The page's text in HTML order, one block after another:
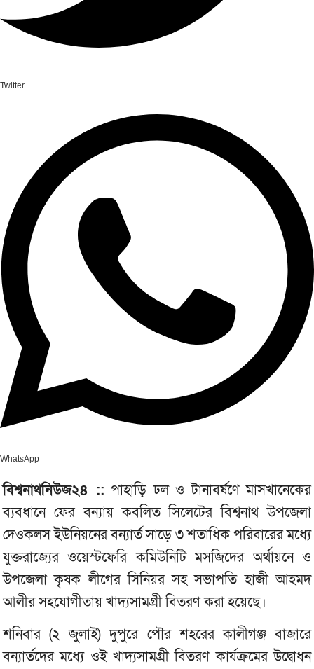
Twitter
WhatsApp
বিশ্বনাথনিউজ২৪ :: পাহাড়ি ঢল ও টানাবর্ষণে মাসখানেকের
ব্যবধানে ফের বন্যায় কবলিত সিলেটের বিশ্বনাথ উপজেলা
দেওকলস ইউনিয়নের বন্যার্ত সাড়ে ৩ শতাধিক পরিবারের মধ্যে
যুক্তরাজ্যের ওয়েস্টফেরি কমিউনিটি মসজিদের অর্থায়নে ও
উপজেলা কৃষক লীগের সিনিয়র সহ সভাপতি হাজী আহমদ
আলীর সহযোগীতায় খাদ্যসামগ্রী বিতরণ করা হয়েছে।
শনিবার (২ জুলাই) দুপুরে পৌর শহরের কালীগঞ্জ বাজারে
বন্যার্তদের মধ্যে ওই খাদ্যসামগ্রী বিতরণ কার্যক্রমের উদ্বোধন